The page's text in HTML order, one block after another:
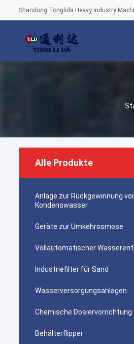
Shandong Tonglida Heavy Industry
Alle Produkte
Anlage zur Rückgewinnung
Kondenswasser
Geräte zur Umkehrosmose
Vollautomatischer
Industriefilter für Sand
Wasserversorgungsanlagen
Chemische Dosiervorrichtung
Behälterflipper